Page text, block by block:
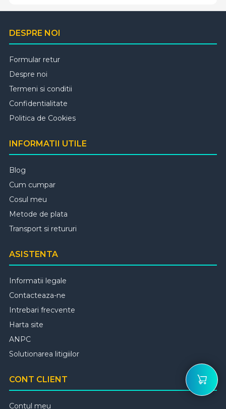
DESPRE NOI
Formular retur
Despre noi
Termeni si conditii
Confidentialitate
Politica de Cookies
INFORMATII UTILE
Blog
Cum cumpar
Cosul meu
Metode de plata
Transport si retururi
ASISTENTA
Informatii legale
Contacteaza-ne
Intrebari frecvente
Harta site
ANPC
Solutionarea litigiilor
CONT CLIENT
Contul meu